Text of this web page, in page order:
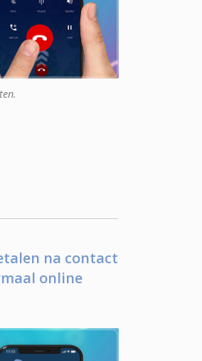
na contact
online